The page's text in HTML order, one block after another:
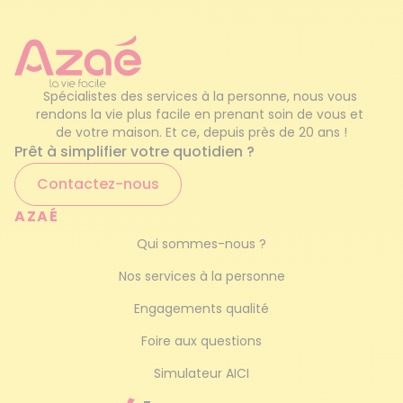
Ramasser les feuilles mortes et déneiger les
accès
Etc.
Besoin d’un soutien supplémentaire ?En plus
des heures de ménage, Azaé propose des
prestationsd’aide à domicile et d’auxiliaire
de vie. Vous pouvez laisser vos proches aux
professionnelles avec lesquelles nous
travaillons en toute confiance. Leurs
permettent de partir le cœur léger et de vous
concentrer sur les activités que vous devez
Nos services s’adressent à vous si vous désirez
Garde d'enfants occasionnel
Service de femme de ménage
Ménage haut de gamme
Spécialistes des services à la personne, nous vous
rendons la vie plus facile en prenant soin de vous et
de votre maison. Et ce, depuis près de 20 ans !
Prêt à simplifier votre quotidien ?
Contactez-nous
AZAÉ
Qui sommes-nous ?
Nos services à la personne
Engagements qualité
Foire aux questions
Simulateur AICI